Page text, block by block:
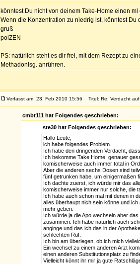
könntest Du nicht von deinem Take-Home einen
Wenn die Konzentration zu niedrig ist, könntest
gruß
poiZEN
PS: natürlich steht es dir frei, mit dem Rezept zu
Methadonlsg. anrühren.
Verfasst am: 23. Feb 2010 15:56 Titel: Re: Verdacht
cmbt111 hat Folgendes geschrieben:
ste30 hat Folgendes geschrieben:
Hallo Leute,
ich habe folgendes Problem.
Ich habe den dringenden Verdacht,
Ich bekomme Take Home, genauer
komischerweise auch immer total in
Aber die anderen sechs Dosen sind
fünf getrunken habe, um einigermaßen
Ich dachte zuerst, ich würde mir das
komischerweise immer nur solche, die
Ich habe auch schon mal mit denen in
alles überhaupt nich sein könne und
mehr geben.
Ich würde ja die Apo wechseln aber
zusammen. Ich habe natürlich auch
anginge und das ich das in der
schlechten Ruf.
Ich bin am überlegen, ob ich mich
Ein wechsel zu einem anderen Arzt
einen anderen Substitutionsplatz zu
Vielleicht könnt ihr mir ja gute